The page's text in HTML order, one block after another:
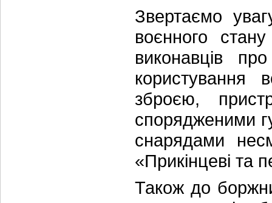
Звертаємо
воєнного
виконавців
користування
зброєю,
спорядженими
снарядами
«Прикінцеві та
Також до